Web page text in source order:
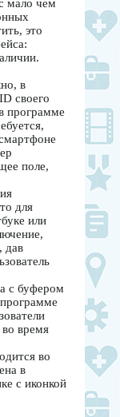
мало чем
это
в
своего
программе
поле,
для
или
дав
с буфером
время
во
в
с иконкой